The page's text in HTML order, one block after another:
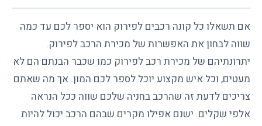
אם תשאלו כל קונה רכבים לפירוק הוא יספר לכם עד כמה
שווה לבחון את האפשרות של מכירת הרכב לפירוק.
יתרונתיהם של מכירת רכב לפירוק כמו שכבר הבנתם הם לא
מעטים, וכל איש מקצוע יוכל לספר לכם המון. אך מה שאתם
צריכים לדעת זה שהרכב בחניה שלכם שווה ככל הנראה
אלפי שקלים. ישנם אפילו מקרים שבהם הרכב יכול להיות